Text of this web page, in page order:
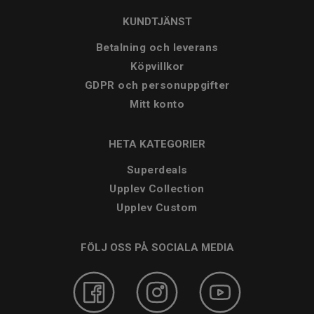
KUNDTJÄNST
Betalning och leverans
Köpvillkor
GDPR och personuppgifter
Mitt konto
HETA KATEGORIER
Superdeals
Upplev Collection
Upplev Custom
FÖLJ OSS PÅ SOCIALA MEDIA